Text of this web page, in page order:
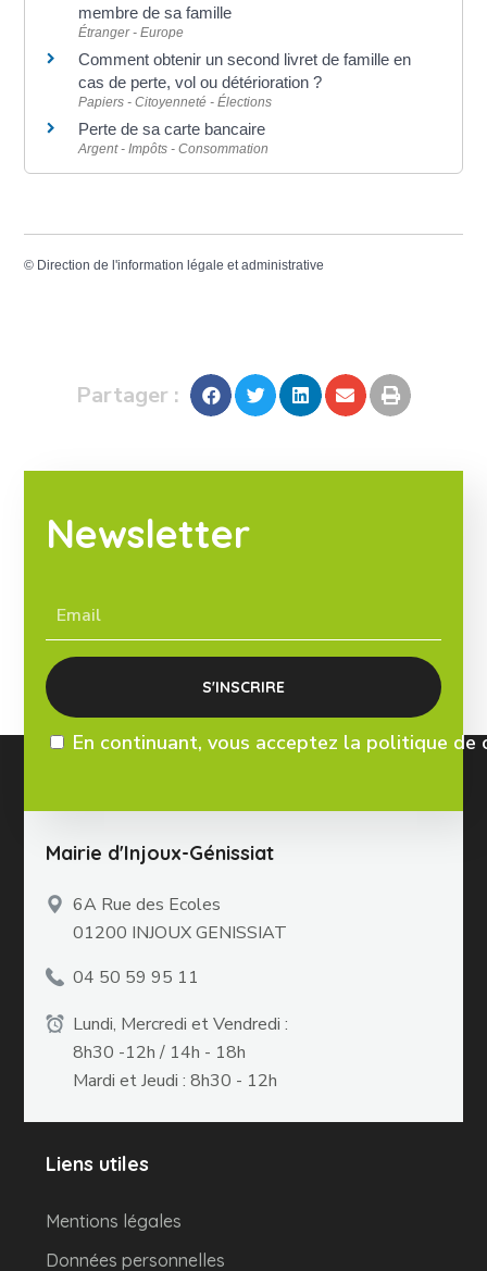
membre de sa famille
Étranger - Europe
Comment obtenir un second livret de famille en
cas de perte, vol ou détérioration ?
Papiers - Citoyenneté - Élections
Perte de sa carte bancaire
Argent - Impôts - Consommation
© Direction de l'information légale et administrative
Partager :
Newsletter
En continuant, vous acceptez la politique
Mairie d'Injoux-Génissiat
6A Rue des Ecoles
01200 INJOUX GENISSIAT
04 50 59 95 11
Lundi, Mercredi et Vendredi :
8h30 -12h / 14h - 18h
Mardi et Jeudi : 8h30 - 12h
Liens utiles
Mentions légales
Données personnelles